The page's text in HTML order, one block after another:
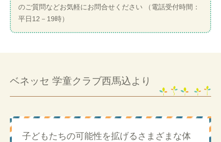
のご質問などお気軽にお問合せください （電話受付時間：
平日12－19時）
ベネッセ 学童クラブ西馬込より
子どもたちの可能性を拡げるさまざまな体